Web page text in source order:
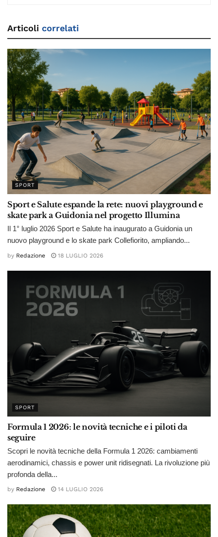
Articoli correlati
SPORT
Sport e Salute espande la rete: nuovi playground e
skate park a Guidonia nel progetto Illumina
Il 1° luglio 2026 Sport e Salute ha inaugurato a Guidonia un
nuovo playground e lo skate park Collefiorito, ampliando...
by Redazione 18 LUGLIO 2026
SPORT
Formula 1 2026: le novità tecniche e i piloti da
seguire
Scopri le novità tecniche della Formula 1 2026: cambiamenti
aerodinamici, chassis e power unit ridisegnati. La rivoluzione più
profonda della...
by Redazione 14 LUGLIO 2026